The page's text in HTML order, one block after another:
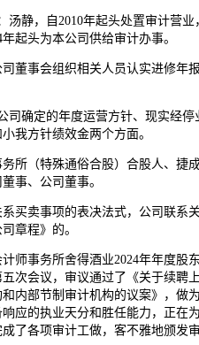
，自2010年起头处置审计营业
起头为本公司供给审计办事。
事会组织相关人员认实进修年报
定的年度运营方针、现实经停
我方针绩效金两个方面。
（特殊通俗合股）合股人、捷成
事、公司董事。
卖事项的表决法式，公司联系关
章程》的。
务所舍得酒业2024年年度股东
次会议，审议通过了《关于续聘
内部节制审计机构的议案》，做
应的执业天分和胜任能力，正在
了各项审计工做，客不雅地颁发